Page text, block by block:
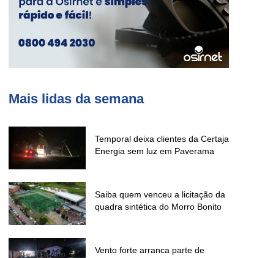
Mais lidas da semana
Temporal deixa clientes da Certaja
Energia sem luz em Paverama
Saiba quem venceu a licitação da
quadra sintética do Morro Bonito
Vento forte arranca parte de